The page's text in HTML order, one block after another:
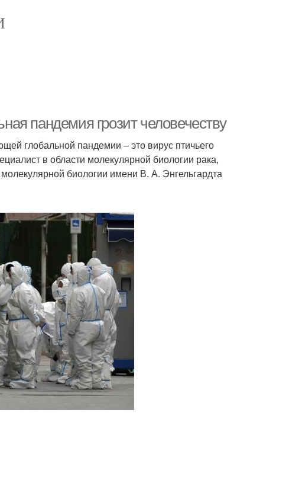
пандемия грозит человечеству
глобальной пандемии – это вирус птичьего
в области молекулярной биологии рака,
биологии имени В. А. Энгельгардта